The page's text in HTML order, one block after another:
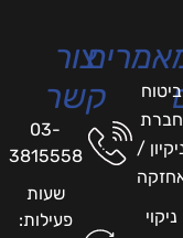
ביטוח
חברת
/
ניקוי
צור
קשר
03-
3815558
שעות
פעילות: